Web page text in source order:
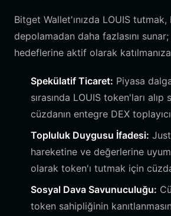
Bitget Wallet'ınızda LOUIS
depolamadan daha fazlasını
hedeflerine aktif olarak
Spekülatif Ticaret: Piyasa
sırasında LOUIS token'ları alıp
cüzdanın entegre DEX
Topluluk Duygusu İfadesi:
hareketine ve değerlerine
olarak token'ı tutmak için
Sosyal Dava Savunuculuğu:
token sahipliğinin